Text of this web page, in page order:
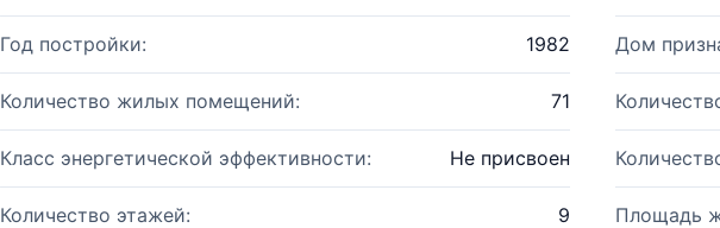
Год постройки: 1982 Дом
Количество жилых помещений: 71
Класс энергетической эффективности: Не присвоен
Количество этажей: 9 Площадь